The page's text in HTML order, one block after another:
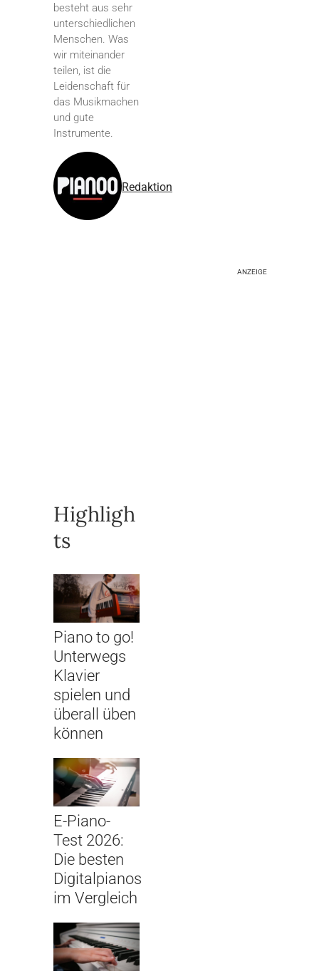
besteht aus sehr
unterschiedlichen
Menschen. Was
wir miteinander
teilen, ist die
Leidenschaft für
das Musikmachen
und gute
Instrumente.
Redaktion
ANZEIGE
Highligh
ts
Piano to go!
Unterwegs
Klavier
spielen und
überall üben
können
E-Piano-
Test 2026:
Die besten
Digitalpianos
im Vergleich